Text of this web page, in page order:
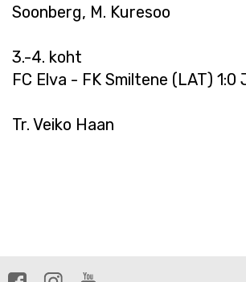
Soonberg, M. Kuresoo
3.-4. koht
FC Elva - FK Smiltene (LAT) 1:0
Tr. Veiko Haan